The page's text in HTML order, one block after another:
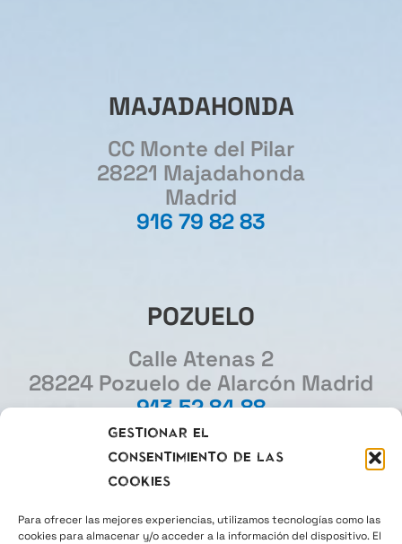
Gestionar el
consentimiento de las
cookies
Para ofrecer las mejores experiencias, utilizamos tecnologías como las
cookies para almacenar y/o acceder a la información del dispositivo. El
MAJADAHONDA
CC Monte del Pilar
28221 Majadahonda
Madrid
916 79 82 83
POZUELO
Calle Atenas 2
28224 Pozuelo de Alarcón Madrid
913 52 84 88
MADRID
Gourmet Experience